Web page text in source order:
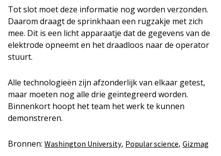
Tot slot moet deze informatie nog worden verzonden.
Daarom draagt de sprinkhaan een rugzakje met zich
mee. Dit is een licht apparaatje dat de gegevens van de
elektrode opneemt en het draadloos naar de operator
stuurt.
Alle technologieën zijn afzonderlijk van elkaar getest,
maar moeten nog alle drie geïntegreerd worden.
Binnenkort hoopt het team het werk te kunnen
demonstreren.
Bronnen: Washington University, Popular science, Gizmag